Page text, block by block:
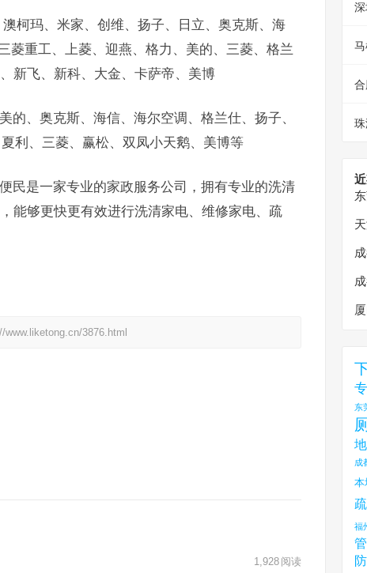
玛、米家、创维、扬子、日立、奥克斯、海
菱重工、上菱、迎燕、格力、美的、三菱、格兰
新飞、新科、大金、卡萨帝、美博
、奥克斯、海信、海尔空调、格兰仕、扬子、
利、三菱、赢松、双凤小天鹅、美博等
是一家专业的家政服务公司，拥有专业的洗清
能够更快更有效进行洗清家电、维修家电、疏
3876.html
1,928 阅读
东
成
本
福